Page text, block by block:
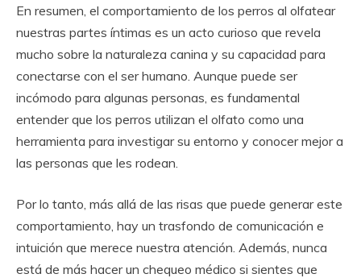
En resumen, el comportamiento de los perros al olfatear
nuestras partes íntimas es un acto curioso que revela
mucho sobre la naturaleza canina y su capacidad para
conectarse con el ser humano. Aunque puede ser
incómodo para algunas personas, es fundamental
entender que los perros utilizan el olfato como una
herramienta para investigar su entorno y conocer mejor a
las personas que les rodean.
Por lo tanto, más allá de las risas que puede generar este
comportamiento, hay un trasfondo de comunicación e
intuición que merece nuestra atención. Además, nunca
está de más hacer un chequeo médico si sientes que